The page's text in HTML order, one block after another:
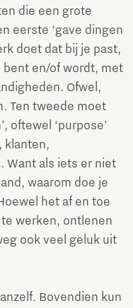
die een grote
eerste ‘gave dingen
doet dat bij je past,
bent en/of wordt, met
Ofwel,
Ten tweede moet
oftewel ‘purpose’
klanten,
Want als iets er niet
waarom doe je
het af en toe
werken, ontlenen
ook veel geluk uit
Bovendien kun